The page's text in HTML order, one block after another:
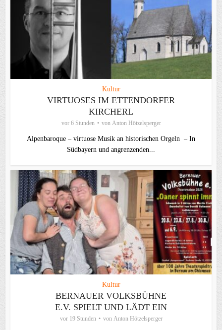
Kultur
VIRTUOSES IM ETTENDORFER
KIRCHERL
vor 6 Stunden von Anton Hötzelsperger
Alpenbaroque – virtuose Musik an historischen Orgeln – In
Südbayern und angrenzenden...
Kultur
BERNAUER VOLKSBÜHNE
E.V. SPIELT UND LÄDT EIN
vor 19 Stunden von Anton Hötzelsperger